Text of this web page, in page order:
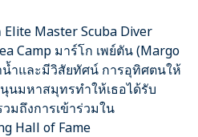
Master Scuba Diver
Camp มาร์โก เพย์ตัน (Margo
น้ำและมีวิสัยทัศน์ การอุทิศตนให้
นมหาสมุทรทำให้เธอได้รับ
มถึงการเข้าร่วมใน
Hall of Fame